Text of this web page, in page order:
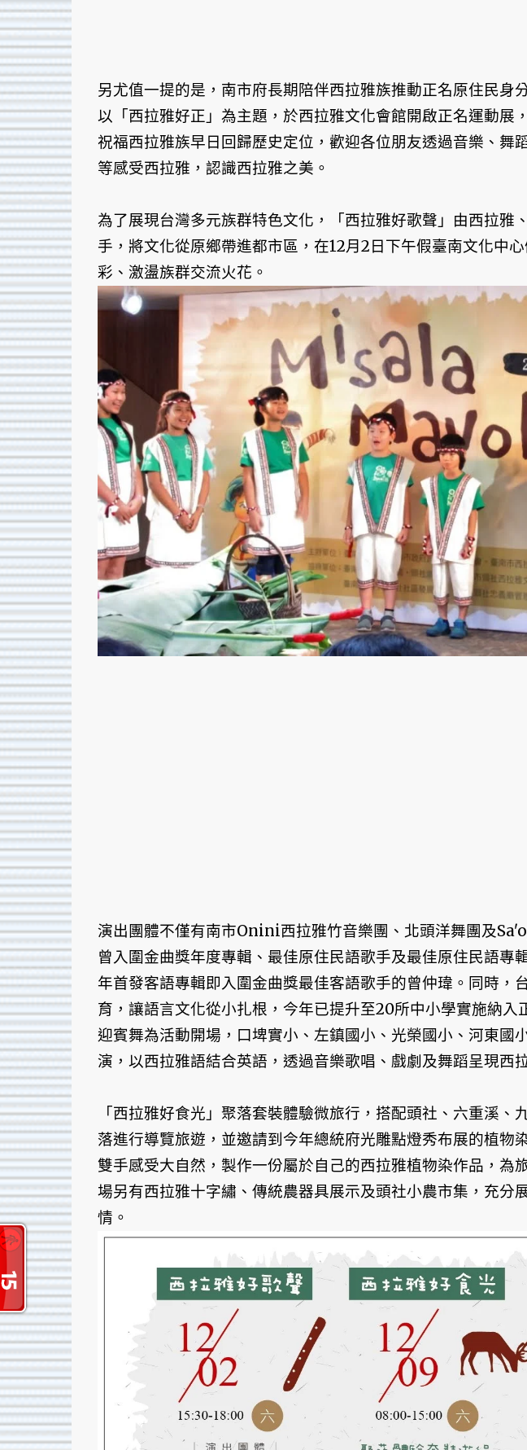
另尤值一提的是，南市府長期陪伴西拉雅族推動正名原住民身
以「西拉雅好正」為主題，於西拉雅文化會館開啟正名運動展
祝福西拉雅族早日回歸歷史定位，歡迎各位朋友透過音樂、舞
等感受西拉雅，認識西拉雅之美。
為了展現台灣多元族群特色文化，「西拉雅好歌聲」由西拉雅
手，將文化從原鄉帶進都市區，在12月2日下午假臺南文化中
彩、激盪族群交流火花。
演出團體不僅有南市Onini西拉雅竹音樂團、北頭洋舞團及
曾入圍金曲獎年度專輯、最佳原住民語歌手及最佳原住民語專
年首發客語專輯即入圍金曲獎最佳客語歌手的曾仲瑋。同時，
育，讓語言文化從小扎根，今年已提升至20所中小學實施納入
迎賓舞為活動開場，口埤實小、左鎮國小、光榮國小、河東國
演，以西拉雅語結合英語，透過音樂歌唱、戲劇及舞蹈呈現西
「西拉雅好食光」聚落套裝體驗微旅行，搭配頭社、六重溪、
落進行導覽旅遊，並邀請到今年總統府光雕點燈秀布展的植物
雙手感受大自然，製作一份屬於自己的西拉雅植物染作品，為
場另有西拉雅十字繡、傳統農器具展示及頭社小農市集，充分
情。